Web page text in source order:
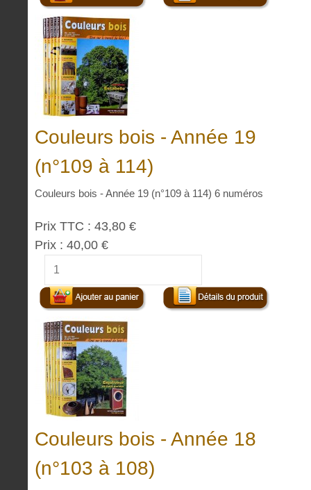
Couleurs bois - Année 19
(n°109 à 114)
Couleurs bois - Année 19 (n°109 à 114) 6 numéros
Prix TTC : 43,80 €
Prix : 40,00 €
Couleurs bois - Année 18
(n°103 à 108)